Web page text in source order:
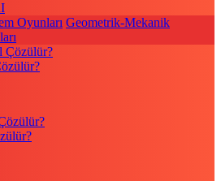
Oyunları Geometrik-Mekanik